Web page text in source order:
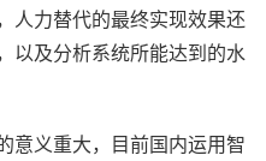
人力替代的最终实现效果还
以及分析系统所能达到的水
意义重大，目前国内运用智